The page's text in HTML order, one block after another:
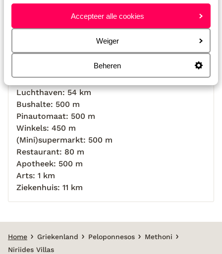
Accepteer alle cookies
Weiger
Beheren
Strand: 120 m
Aan de rand van het centrum
Centrum: 450 m
Luchthaven: 54 km
Bushalte: 500 m
Pinautomaat: 500 m
Winkels: 450 m
(Mini)supermarkt: 500 m
Restaurant: 80 m
Apotheek: 500 m
Arts: 1 km
Ziekenhuis: 11 km
Home Griekenland Peloponnesos
Methoni
Niriides Villas